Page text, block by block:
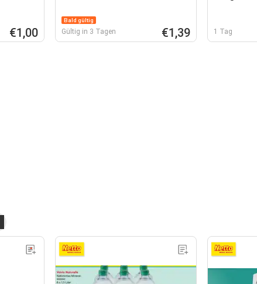
€1,00
Bald gültig
Gültig in 3 Tagen €1,39 1 Tag